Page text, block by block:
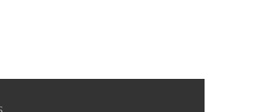
условия сотрудничества.